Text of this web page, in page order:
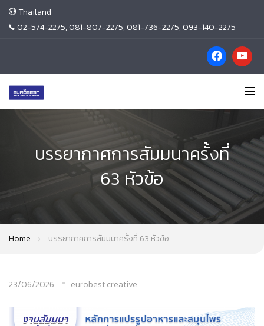
Thailand
02-574-2275, 081-807-2275, 081-736-2275, 093-140-2275
บรรยากาศการสัมมนาครั้งที่
63 หัวข้อ
Home บรรยากาศการสัมมนาครั้งที่ 63 หัวข้อ
23/06/2026 eurobest creative